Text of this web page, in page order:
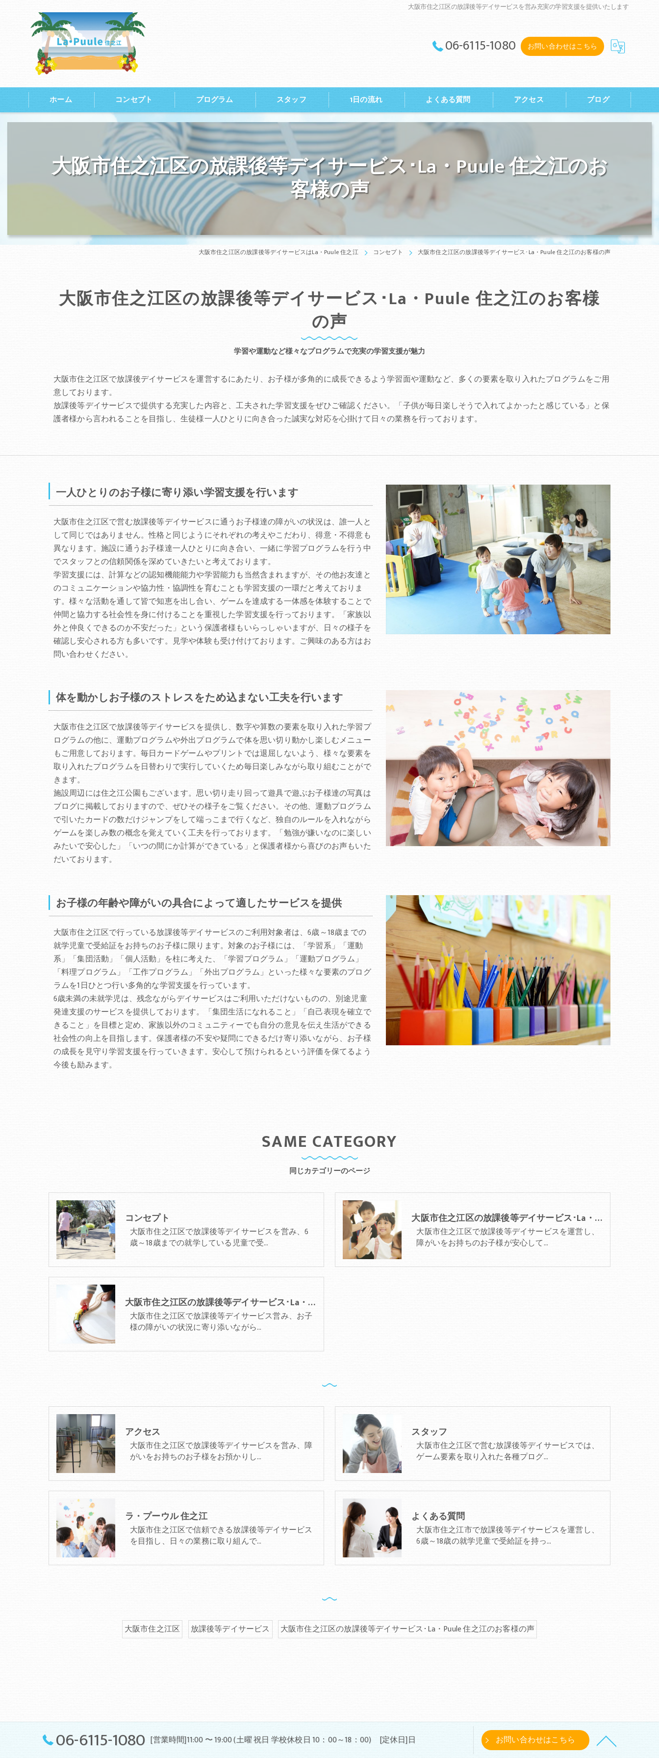
大阪市住之江区の放課後等デイサービスを営み充実の学習支援を提供いたします
06-6115-1080 お問い合わせはこちら
ホーム コンセプト
大阪市住之江区の放課後等デイサービス･La・Puule 住之江の口コミ情報
大阪市住之江区の放課後等デイサービス･La・Puule 住之江の評判
大阪市住之江区の放課後等デイサービス･La・Puule 住之江のお客様の声
プログラム スタッフ 1日の流れ よくある質問 アクセス ブログ
大阪市住之江区の放課後等デイサービス･La・Puule 住之江のお
客様の声
大阪市住之江区の放課後等デイサービスはLa・Puule 住之江 コンセプト 大阪市住之江区の放課後等デイサービス･La・Puule 住之江のお客様の声
学習や運動など様々なプログラムで充実の学習支援が魅力
大阪市住之江区の放課後等デイサービス･La・Puule 住之江のお客様
の声
大阪市住之江区で放課後デイサービスを運営するにあたり、お子様が多角的に成長できるよう学習面や運動など、多くの要素を取り入れたプログラムをご用
意しております。
放課後等デイサービスで提供する充実した内容と、工夫された学習支援をぜひご確認ください。「子供が毎日楽しそうで入れてよかったと感じている」と保
護者様から言われることを目指し、生徒様一人ひとりに向き合った誠実な対応を心掛けて日々の業務を行っております。
一人ひとりのお子様に寄り添い学習支援を行います
大阪市住之江区で営む放課後等デイサービスに通うお子様達の障がいの状況は、誰一人と
して同じではありません。性格と同じようにそれぞれの考えやこだわり、得意・不得意も
異なります。施設に通うお子様達一人ひとりに向き合い、一緒に学習プログラムを行う中
でスタッフとの信頼関係を深めていきたいと考えております。
学習支援には、計算などの認知機能能力や学習能力も当然含まれますが、その他お友達と
のコミュニケーションや協力性・協調性を育むことも学習支援の一環だと考えておりま
す。様々な活動を通して皆で知恵を出し合い、ゲームを達成する一体感を体験することで
仲間と協力する社会性を身に付けることを重視した学習支援を行っております。「家族以
外と仲良くできるのか不安だった」という保護者様もいらっしゃいますが、日々の様子を
確認し安心される方も多いです。見学や体験も受け付けております。ご興味のある方はお
問い合わせください。
体を動かしお子様のストレスをため込まない工夫を行います
大阪市住之江区で放課後等デイサービスを提供し、数字や算数の要素を取り入れた学習プ
ログラムの他に、運動プログラムや外出プログラムで体を思い切り動かし楽しむメニュー
もご用意しております。毎日カードゲームやプリントでは退屈しないよう、様々な要素を
取り入れたプログラムを日替わりで実行していくため毎日楽しみながら取り組むことがで
きます。
施設周辺には住之江公園もございます。思い切り走り回って遊具で遊ぶお子様達の写真は
ブログに掲載しておりますので、ぜひその様子をご覧ください。その他、運動プログラム
で引いたカードの数だけジャンプをして端っこまで行くなど、独自のルールを入れながら
ゲームを楽しみ数の概念を覚えていく工夫を行っております。「 勉強が嫌いなのに楽しい
みたいで安心した」「いつの間にか計算ができている」と保護者様から喜びのお声もいた
だいております。
お子様の年齢や障がいの具合によって適したサービスを提供
大阪市住之江区で行っている放課後等デイサービスのご利用対象者は、6歳～18歳までの
就学児童で受給証をお持ちのお子様に限ります。対象のお子様には、「学習系」「運動
系」「集団活動」「個人活動」を柱に考えた、「学習プログラム」「運動プログラム」
「料理プログラム」「工作プログラム」「外出プログラム」といった様々な要素のプログ
ラムを1日ひとつ行い多角的な学習支援を行っています。
6歳未満の未就学児は、残念ながらデイサービスはご利用いただけないものの、別途児童
発達支援のサービスを提供しております。「集団生活になれること」「自己表現を確立で
きること」を目標と定め、家族以外のコミュニティーでも自分の意見を伝え生活ができる
社会性の向上を目指します。保護者様の不安や疑問にできるだけ寄り添いながら、お子様
の成長を見守り学習支援を行っていきます。安心して預けられるという評価を保てるよう
今後も励みます。
同じカテゴリーのページ
SAME CATEGORY
コンセプト
大阪市住之江区で放課後等デイサービスを営み、6
歳～18歳までの就学している児童で受…
大阪市住之江区の放課後等デイサービス･La・Puule 住之江の口コミ情報
大阪市住之江区で放課後等デイサービスを運営し、
障がいをお持ちのお子様が安心して…
大阪市住之江区の放課後等デイサービス･La・Puule 住之江の評判
大阪市住之江区で放課後等デイサービス営み、お子
様の障がいの状況に寄り添いながら…
アクセス
大阪市住之江区で放課後等デイサービスを営み、障
がいをお持ちのお子様をお預かりし…
スタッフ
大阪市住之江区で営む放課後等デイサービスでは、
ゲーム要素を取り入れた各種プログ…
ラ・プーウル 住之江
大阪市住之江区で信頼できる放課後等デイサービス
を目指し、日々の業務に取り組んで…
よくある質問
大阪市住之江市で放課後等デイサービスを運営し、
6歳～18歳の就学児童で受給証を持っ…
大阪市住之江区 放課後等デイサービス 大阪市住之江区の放課後等デイサービス･La・Puule 住之江のお客様の声
06-6115-1080 [営業時間]11:00 〜 19:00 (土曜 祝日 学校休校日 10：00～18：00) [定休日]日 お問い合わせはこちら